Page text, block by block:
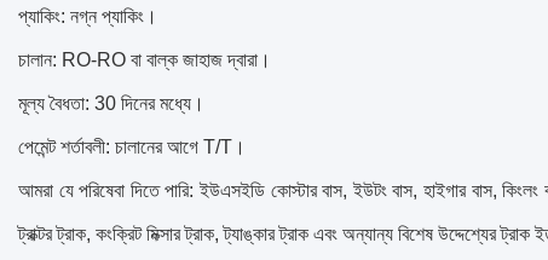
প্যাকিং: নগ্ন প্যাকিং।
চালান: RO-RO বা বাল্ক জাহাজ দ্বারা।
মূল্য বৈধতা: 30 দিনের মধ্যে।
পেমেন্ট শর্তাবলী: চালানের আগে T/T।
আমরা যে পরিষেবা দিতে পারি: ইউএসইডি কোস্টার বাস, ইউটং বাস, হাইগার বাস,
ট্রাক্টর ট্রাক, কংক্রিট মিক্সার ট্রাক, ট্যাঙ্কার ট্রাক এবং অন্যান্য বিশেষ উদ্দেশ্যের ট্রাক